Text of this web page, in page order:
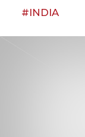
#INDIA